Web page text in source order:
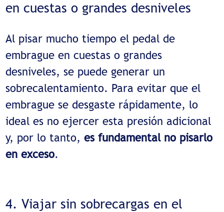
en cuestas o grandes desniveles
Al pisar mucho tiempo el pedal de
embrague en cuestas o grandes
desniveles, se puede generar un
sobrecalentamiento. Para evitar que el
embrague se desgaste rápidamente, lo
ideal es no ejercer esta presión adicional
y, por lo tanto,es fundamental no pisarlo
en exceso.
4. Viajar sin sobrecargas en el